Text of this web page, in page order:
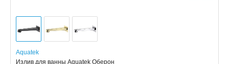
Aquatek
Излив для ванны Aquatek Оберон